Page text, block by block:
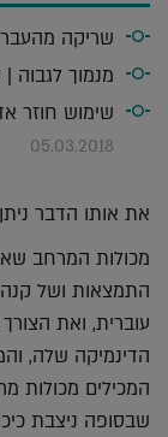
שריקה מהעבר
מנמוך לגבוה
שימוש חוזר
05.03.2018
את אותו הדבר
מכולות המרחב
התמצאות ושל קנה
עוברית, ואת
הדינמיקה שלה,
המכילים מכולות
שבסופה ניצבת